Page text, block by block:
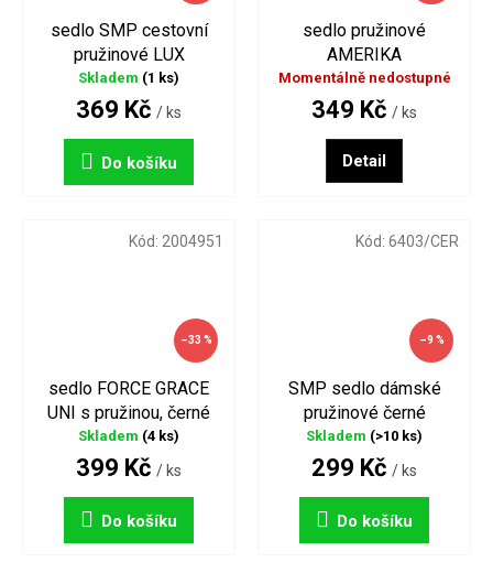
sedlo SMP cestovní
pružinové LUX
Skladem (1 ks)
369 Kč / ks
Do košíku
sedlo pružinové
AMERIKA
Momentálně nedostupné
349 Kč / ks
Detail
–33 %
sedlo FORCE GRACE
UNI s pružinou, černé
Skladem (4 ks)
399 Kč / ks
Do košíku
Kód: 2004951
–9 %
SMP sedlo dámské
pružinové černé
ďubkované
Skladem (>10 ks)
299 Kč / ks
Do košíku
Kód: 6403/CER